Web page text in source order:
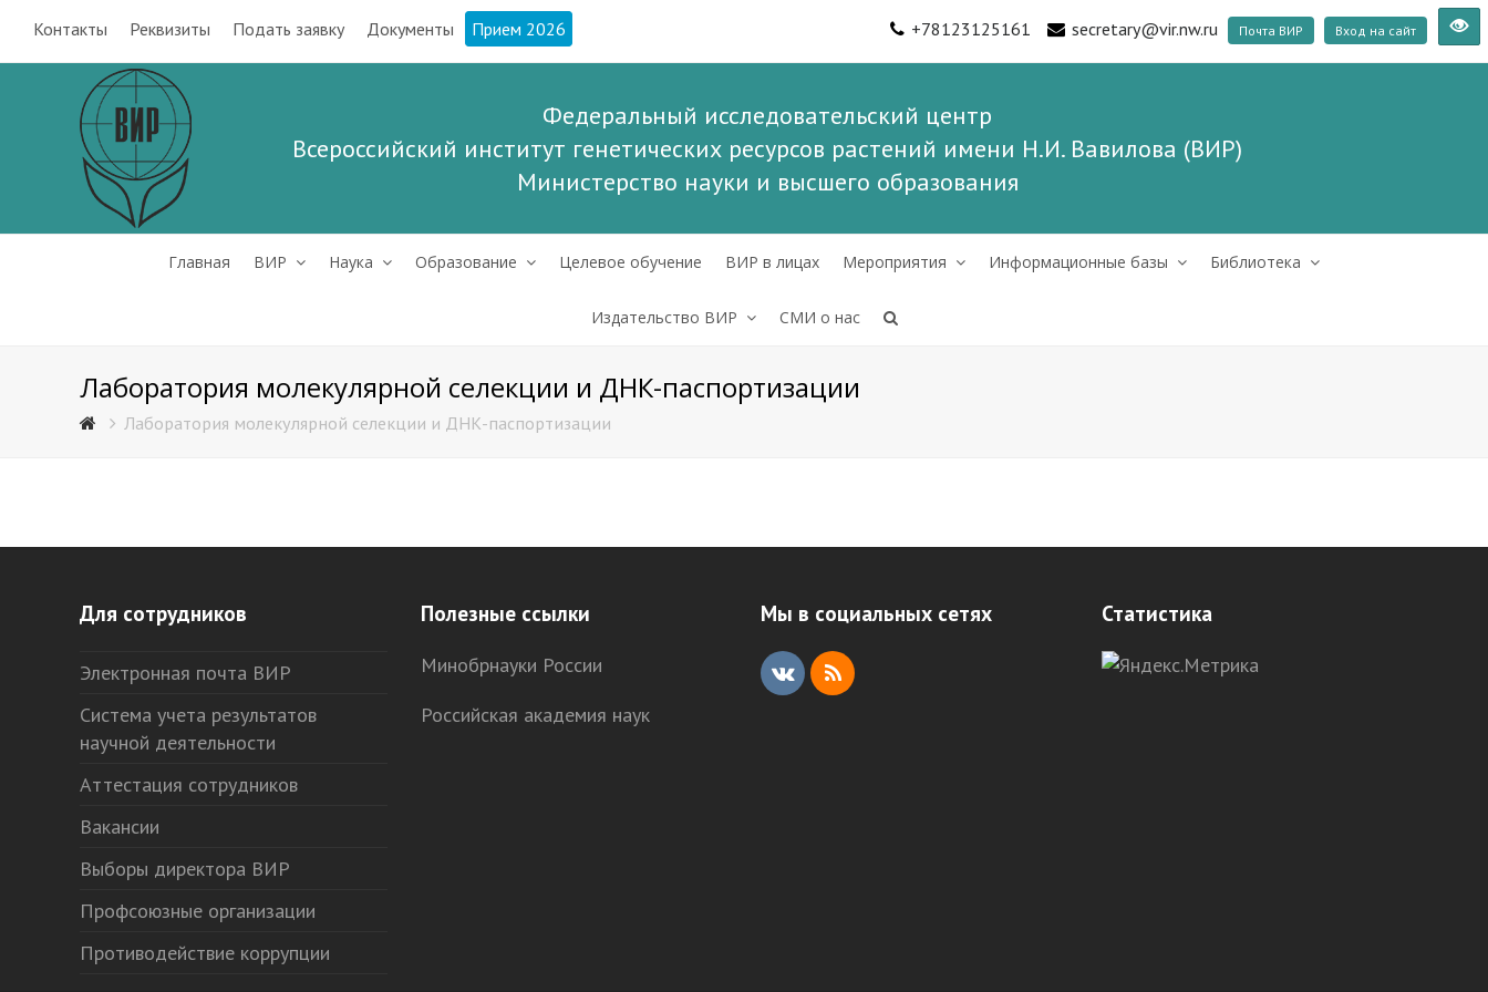
Контакты Реквизиты Подать заявку Документы Прием 2026 +78123125161 secretary@vir.nw.ru Почта ВИР Вход на сайт
Федеральный исследовательский центр
Всероссийский институт генетических ресурсов растений имени Н.И. Вавилова (ВИР)
Министерство науки и высшего образования
Главная ВИР Наука Образование Целевое обучение ВИР в лицах Мероприятия Информационные базы Библиотека
Издательство ВИР СМИ о нас
Лаборатория молекулярной селекции и ДНК-паспортизации
Лаборатория молекулярной селекции и ДНК-паспортизации
Для сотрудников
Электронная почта ВИР
Система учета результатов
научной деятельности
Аттестация сотрудников
Вакансии
Выборы директора ВИР
Профсоюзные организации
Противодействие коррупции
Полезные ссылки
Минобрнауки России
Российская академия наук
Мы в социальных сетях
V
R
Статистика